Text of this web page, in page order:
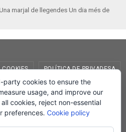
marjal de llegendesUn dia més de
COOKIES POLÍTICA DE PRIVADESA
Edicions, 2019
party cookies to ensure the
usage, and improve our
cookies, reject non-essential
preferences. Cookie policy